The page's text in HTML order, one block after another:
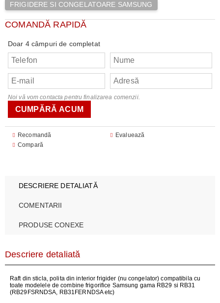
FRIGIDERE SI CONGELATOARE SAMSUNG
COMANDĂ RAPIDĂ
Doar 4 câmpuri de completat
Noi vă vom contacta pentru finalizarea comenzii.
Recomandă
Evaluează
Compară
DESCRIERE DETALIATĂ
COMENTARII
PRODUSE CONEXE
Descriere detaliată
Raft din sticla, polita din interior frigider (nu congelator) compatibila cu
toate modelele de combine frigorifice Samsung gama RB29 si RB31
(RB29FSRNDSA, RB31FERNDSA etc)